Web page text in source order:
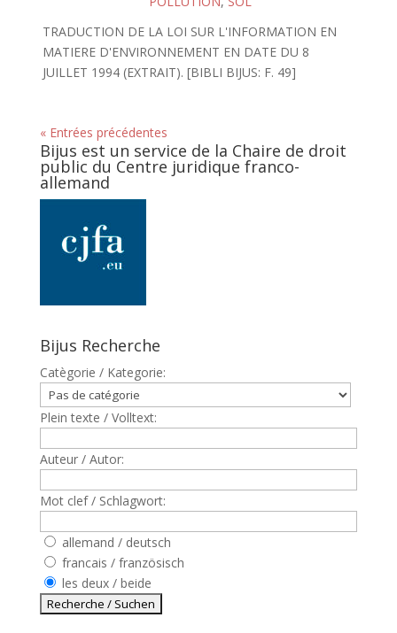
TRADUCTION DE LA LOI SUR L'INFORMATION EN
MATIERE D'ENVIRONNEMENT EN DATE DU 8
JUILLET 1994 (EXTRAIT). [BIBLI BIJUS: F. 49]
« Entrées précédentes
Bijus est un service de la Chaire de droit
public du Centre juridique franco-
allemand
Bijus Recherche
Catègorie / Kategorie:
Plein texte / Volltext:
Auteur / Autor:
Mot clef / Schlagwort:
allemand / deutsch
francais / französisch
les deux / beide